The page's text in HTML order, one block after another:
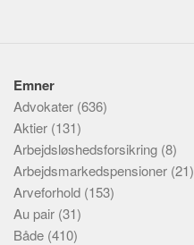
Emner
Advokater (636)
Aktier (131)
Arbejdsløshedsforsikring (8)
Arbejdsmarkedspensioner (21)
Arveforhold (153)
Au pair (31)
Både (410)